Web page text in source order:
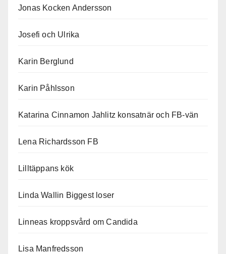
Jonas Kocken Andersson
Josefi och Ulrika
Karin Berglund
Karin Påhlsson
Katarina Cinnamon Jahlitz konsatnär och FB-vän
Lena Richardsson FB
Lilltäppans kök
Linda Wallin Biggest loser
Linneas kroppsvård om Candida
Lisa Manfredsson